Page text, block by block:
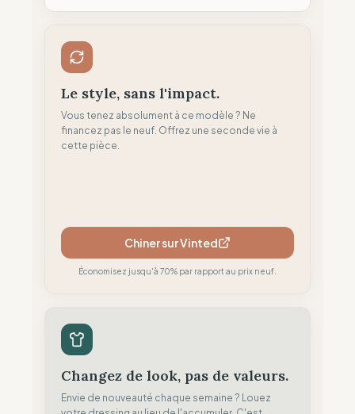
Le style, sans l'impact.
Vous tenez absolument à ce modèle ? Ne
financez pas le neuf. Offrez une seconde vie à
cette pièce.
Chiner sur Vinted
Économisez jusqu'à 70% par rapport au prix neuf.
Changez de look, pas de valeurs.
Envie de nouveauté chaque semaine ? Louez